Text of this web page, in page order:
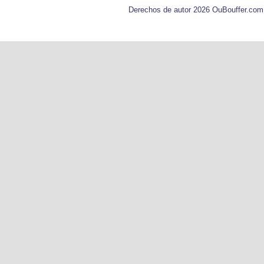
Derechos de autor 2026